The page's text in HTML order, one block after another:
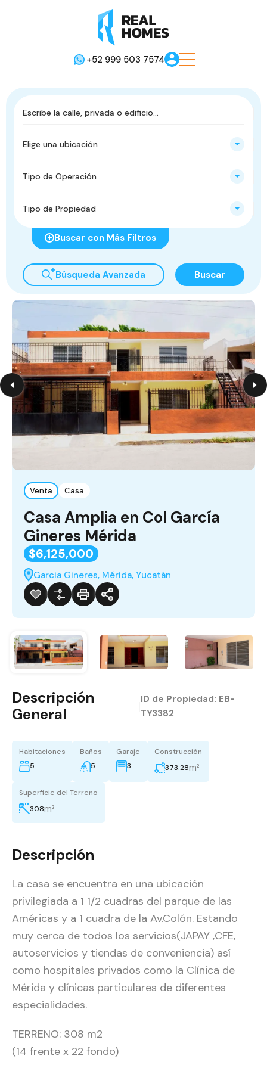
+52 999 503 7574
Elige una ubicación
Tipo de Operación
Tipo de Propiedad
Buscar con Más Filtros
Búsqueda Avanzada Buscar
Venta Casa
Casa Amplia en Col García
Gineres Mérida
$6,125,000
Garcia Gineres, Mérida, Yucatán
Descripción
General
ID de Propiedad: EB-
TY3382
Habitaciones
5
Baños
5
Garaje
3
Construcción
373.28m²
Superficie del Terreno
308m²
Descripción
La casa se encuentra en una ubicación
privilegiada a 1 1/2 cuadras del parque de las
Américas y a 1 cuadra de la Av.Colón. Estando
muy cerca de todos los servicios(JAPAY ,CFE,
autoservicios y tiendas de conveniencia) así
como hospitales privados como la Clínica de
Mérida y clínicas particulares de diferentes
especialidades.
TERRENO: 308 m2
(14 frente x 22 fondo)